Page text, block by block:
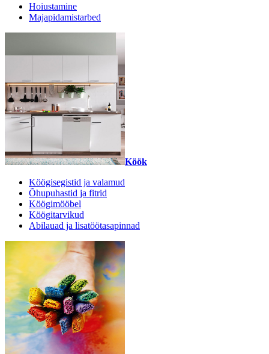
Hoiustamine
Majapidamistarbed
Köök
Köögisegistid ja valamud
Õhupuhastid ja fitrid
Köögimööbel
Köögitarvikud
Abilauad ja lisatöötasapinnad